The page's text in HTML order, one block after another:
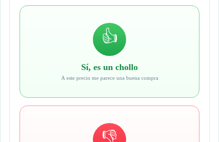
👍
Sí, es un chollo
A este precio me parece una buena compra
👎